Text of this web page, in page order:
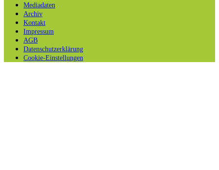
Mediadaten
Archiv
Kontakt
Impressum
AGB
Datenschutzerklärung
Cookie-Einstellungen